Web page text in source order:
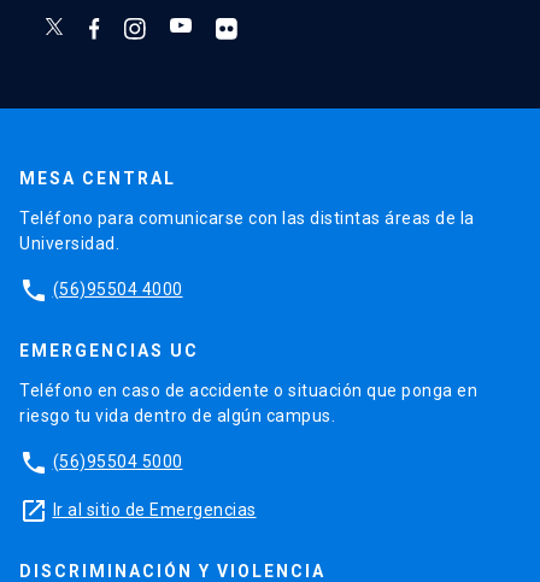
MESA CENTRAL
Teléfono para comunicarse con las distintas áreas de la
Universidad.
phone (56)95504 4000
EMERGENCIAS UC
Teléfono en caso de accidente o situación que ponga en
riesgo tu vida dentro de algún campus.
phone (56)95504 5000
launch Ir al sitio de Emergencias
DISCRIMINACIÓN Y VIOLENCIA